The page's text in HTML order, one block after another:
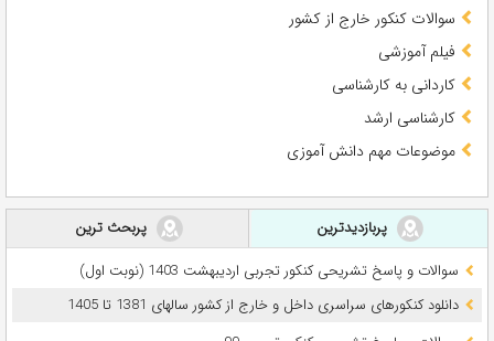
سوالات کنکور خارج از کشور
فیلم آموزشی
کاردانی به کارشناسی
کارشناسی ارشد
موضوعات مهم دانش آموزی
پربازدیدترین
پربحث ترین
سوالات و پاسخ تشریحی کنکور تجربی اردیبهشت 1403 (نوبت اول)
دانلود کنکورهای سراسری داخل و خارج از کشور سالهای 1381 تا 1405